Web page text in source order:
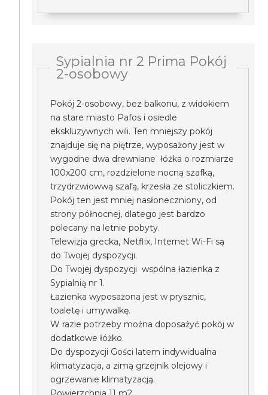
Sypialnia nr 2 Prima Pokój
2-osobowy
Pokój 2-osobowy, bez balkonu, z widokiem
na stare miasto Pafos i osiedle
ekskluzywnych wili. Ten mniejszy pokój
znajduje się na piętrze, wyposażony jest w
wygodne dwa drewniane łóżka o rozmiarze
100x200 cm, rozdzielone nocną szafką,
trzydrzwiowwą szafą, krzesła ze stoliczkiem.
Pokój ten jest mniej nasłoneczniony, od
strony północnej, dlatego jest bardzo
polecany na letnie pobyty.
Telewizja grecka, Netflix, Internet Wi-Fi są
do Twojej dyspozycji.
Do Twojej dyspozycji wspólna łazienka z
Sypialnią nr 1.
Łazienka wyposażona jest w prysznic,
toaletę i umywalkę.
W razie potrzeby można doposażyć pokój w
dodatkowe łóżko.
Do dyspozycji Gości latem indywidualna
klimatyzacja, a zimą grzejnik olejowy i
ogrzewanie klimatyzacją.